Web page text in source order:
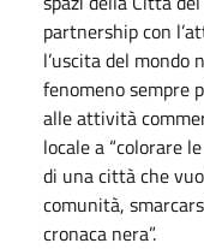
partnership con
l’uscita del mondo
fenomeno sempre
alle attività
locale a “colorare
di una città che
comunità,
cronaca nera”.